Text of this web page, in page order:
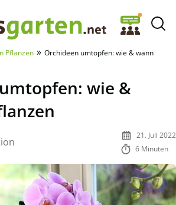
Pflanzen » Orchideen umtopfen: wie & wann
wie &
21. Juli 2022
6 Minuten